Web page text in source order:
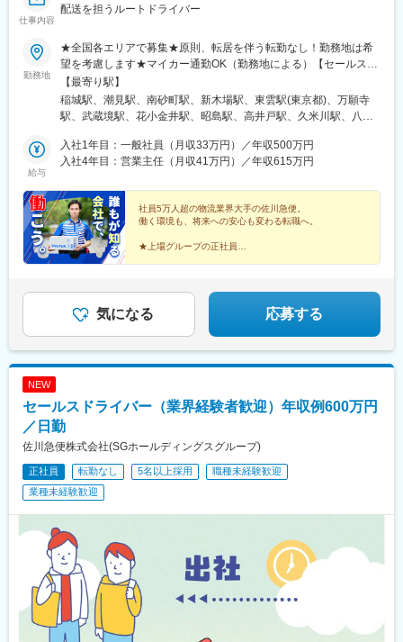
おごと温泉駅、長浜駅、箕浦駅、讃岐塩屋駅、片原町駅(香川県)、
郷駅、布師田駅、撫養駅、川原石駅、伴中央駅、広島港・宇品
駅、本郷駅(広島県)、八本松駅、東福山駅、木次駅、遙堪駅、乃木
駅、下府駅、八浜駅、金光駅、木見駅、高野駅、厚東駅、長府
駅、米川駅、山口駅(山口県)、新南陽駅、萩駅、鳥取駅、三本松口
駅、南瀬高駅、五郎丸駅、苅田駅、赤間駅、巻向駅、甘木駅(西鉄
線)、新飯塚駅、橋本駅(福岡県)、貝塚駅(福岡県)、雑餉隈駅、吉塚
駅、西小倉駅、大塔駅、佐伯駅、豊後豊岡駅、鶴崎駅、東中津
駅、北友田駅、朝地駅、バルーンさが駅、田代駅、相知駅、肥後
大津駅、光の森駅、平成駅、人吉駅、三角駅、草道駅、志布志
(宮崎県)、高鍋駅、三股駅、東旭川駅、倶知安駅、岩見沢駅、新富
士駅(北海道)、根室駅、新川駅(北海道)、環状通東駅、南郷１３丁
目駅、問寒別駅、東室蘭駅、ほしみ駅、深川駅、長都駅、西帯広
駅、滝川駅、南稚内駅、利別駅、沼ノ端駅、八雲駅、鵡川駅、七
重浜駅、磯分内駅、富良野駅、西北見駅、名寄高校駅、桂台駅、
泉中央駅、古川駅、東白石駅、泉駅(常磐線)、藤田駅、七日町駅、
泉崎駅、中荒井駅、日立木駅、安達駅、五百川駅、東酒田駅、高
擶駅、置賜駅、山ノ目駅、花巻空港駅(東北本線)、岩手飯岡駅、地
ノ森駅、村崎野駅、横手駅、上飯島駅、扇田駅、羽後四ツ屋駅、
大曲駅(秋田県)、能代駅、西目駅、金谷沢駅、田んぼアート駅、七
(愛知県)、江端駅、南公園駅、大間駅、市民広場駅
仕事内容
配送を担うルートドライバー
勤務地
★全国各エリアで募集★原則、転居を伴う転勤なし！勤務地は希
望を考慮します★マイカー通勤OK（勤務地による）【セールスド
ライバー】【ルート（輸送）ドライバー】■関東エリア東京、埼
玉、神奈川、栃木、群馬、千葉、茨城■東海エリア愛知、三重、岐
阜、静岡■甲信越エリア新潟、長野、山梨■北陸エリア石川、福
国・四国エリア香川、愛媛、高知、徳島、広島、島根、岡山、山
口、鳥取■九州エリア福岡、長崎、大分、佐賀、熊本、鹿児島、沖
秋田、青森
【最寄り駅】
稲城駅、潮見駅、南砂町駅、新木場駅、東雲駅(東京都)、万願寺
駅、武蔵境駅、花小金井駅、昭島駅、高井戸駅、久米川駅、八王
駅、永田駅(埼玉県)、鳩ケ谷駅、鳥浜駅、高座渋谷駅、踊場駅、新
羽駅、羽沢横浜国大駅、中野島駅、武蔵新城駅、相模大野駅、秦
市駅、多田羅駅、岩宿駅、上州新屋駅、新前橋駅、渋川駅、駒形
駅、細谷駅(群馬県)、松飛台駅、成田空港駅(鉄道)、スポーツセン
ター駅、千葉みなと駅、誉田駅、神立駅、みどりの駅、南栗橋
駅、赤塚駅、下館駅、延方駅、常陸鴻巣駅、日立駅、佐古木駅、
三河安城駅、萩原駅(愛知県)、北岡崎駅、石仏駅、田県神社前駅、
駅、三河一宮駅、竹村駅、港区役所駅、新守山駅、尾張星の宮
駅、本郷駅(愛知県)、佐那具駅、朝熊駅、亀山駅(三重県)、霞ケ浦
駅、六軒駅(三重県)、尾鷲駅、加佐登駅、江吉良駅、新加納駅、関
中条駅、宮内駅(新潟県)、魚沼丘陵駅、茨目駅、伊那北駅、広丘
駅、岩村田駅、村山駅(長野県)、信濃常盤駅、田中駅、切石駅、常
永駅、春日居町駅、東桂駅、動橋駅、三ツ屋駅、笠師保駅、松任
駅、丸岡駅、敦賀駅、清明駅、黒部駅、小杉駅、越中舟橋駅、沢
良宜駅、ＪＲ総持寺駅、豊川駅(大阪府)、羽倉崎駅、松ノ浜駅、藤
井寺駅、喜志駅、長尾駅(大阪府)、箕面萱野駅、光明池駅、武庫川
団地前駅、白浜の宮駅、中山寺駅、豊岡駅(兵庫県)、紀伊山田駅、
県)、長柄駅、大山崎駅、馬堀駅、峰山駅、篠原駅(滋賀県)、多賀
大社前駅、三雲駅、栗東駅、おごと温泉駅、長浜駅、箕浦駅、讃
岐塩屋駅、片原町駅(香川県)、三本松駅(香川県)、北伊予駅、伊予
富田駅、平田駅(高知県)、多ノ郷駅、布師田駅、撫養駅、川原石
駅、伴中央駅、広島港・宇品駅、本郷駅(広島県)、八本松駅、東福
山駅、木次駅、遙堪駅、乃木駅、下府駅、八浜駅、金光駅、木見
駅、高野駅、厚東駅、長府駅、米川駅、山口駅(山口県)、新南陽
給与
入社1年目：一般社員（月収33万円）／年収500万円
入社4年目：営業主任（月収41万円）／年収615万円
社員5万人超の物流業界大手の佐川急便。
働く環境も、将来への安心も変わる転職へ。
★上場グループの正社員
気になる 応募する
NEW
セールスドライバー（業界経験者歓迎）年収例600万円
／日勤
佐川急便株式会社(SGホールディングスグループ)
正社員 転勤なし 5名以上採用
職種未経験歓迎
業種未経験歓迎